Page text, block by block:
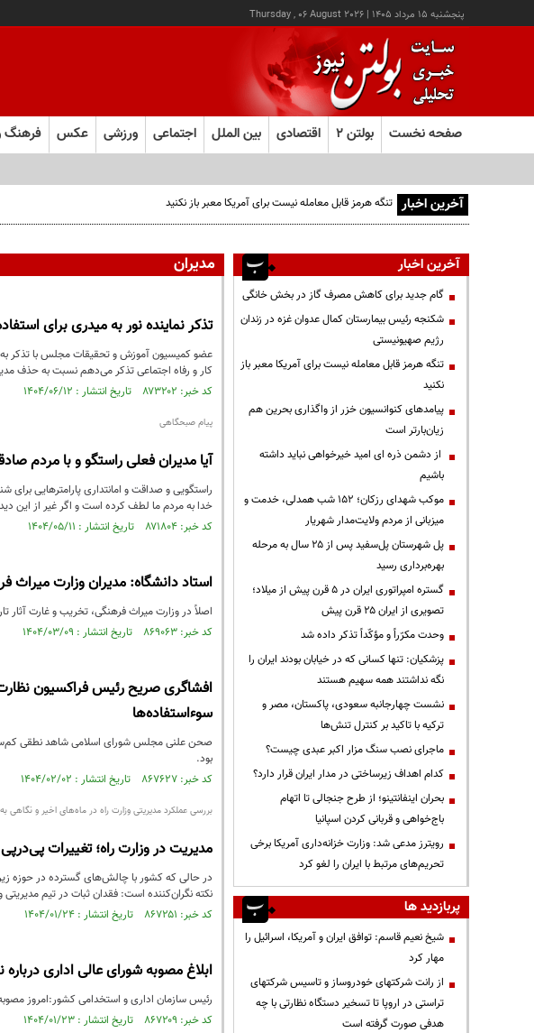
پنجشنبه ۱۵ مرداد ۱۴۰۵ |
Thursday , 06 August 2026
صفحه نخست بولتن ۲ اقتصادی بین الملل اجتماعی ورزشی عکس فرهنگ
آخرین اخبار تنگه هرمز قابل معامله نیست برای آمریکا معبر باز نکنید
مدیران
تذکر نماینده نور به میدری برای استفاده از مدیران مشکوک به 2 تابعیتی، فساد و
عضو کمیسیون آموزش و تحقیقات مجلس با تذکر به
کار و رفاه اجتماعی تذکر می‌دهم نسبت به حذف
کد خبر: ۸۷۳۲۰۲ تاریخ انتشار : ۱۴۰۴/۰۶/۱۲
پیام صبحگاهی
آیا مدیران فعلی راستگو و با مردم
راستگویی و صداقت و امانتداری پارامترهایی برای
خدا به مردم ما لطف کرده است و اگر غیر از این
کد خبر: ۸۷۱۸۰۴ تاریخ انتشار : ۱۴۰۴/۰۵/۱۱
استاد دانشگاه: مدیران وزارت میراث
اصلاً در وزارت میراث فرهنگی، تخریب و غارت
کد خبر: ۸۶۹۰۶۳ تاریخ انتشار : ۱۴۰۴/۰۳/۰۹
افشاگری صریح رئیس فراکسیون نظارت
سوءاستفاده‌ها
صحن علنی مجلس شورای اسلامی شاهد نطقی
بود.
کد خبر: ۸۶۷۶۲۷ تاریخ انتشار : ۱۴۰۴/۰۲/۰۲
بررسی عملکرد مدیریتی وزارت راه در ماه‌های اخیر و
مدیریت در وزارت راه؛ تغییرات
در حالی که کشور با چالش‌های گسترده در حوزه
نکته نگران‌کننده است: فقدان ثبات در تیم
کد خبر: ۸۶۷۲۵۱ تاریخ انتشار : ۱۴۰۴/۰۱/۲۴
ابلاغ مصوبه شورای عالی اداری
رئیس سازمان اداری و استخدامی کشور:امروز
کد خبر: ۸۶۷۲۰۹ تاریخ انتشار : ۱۴۰۴/۰۱/۲۳
آخرین اخبار
گام جدید برای کاهش مصرف گاز در بخش خانگی
شکنجه رئیس بیمارستان کمال عدوان غزه در زندان
رژیم صهیونیستی
تنگه هرمز قابل معامله نیست برای آمریکا معبر باز
نکنید
پیامدهای کنوانسیون خزر از واگذاری بحرین هم
زیان‌بارتر است
از دشمن ذره ای امید خیرخواهی نباید داشته
باشیم
موکب شهدای رزکان؛ ۱۵۲ شب همدلی، خدمت و
میزبانی از مردم ولایت‌مدار شهریار
پل شهرستان پل‌سفید پس از ۲۵ سال به مرحله
بهره‌برداری رسید
گستره امپراتوری ایران در ۵ قرن پیش از میلاد؛
تصویری از ایران ۲۵ قرن پیش
وحدت مکرّراً و مؤکّداً تذکر داده شد
پزشکیان: تنها کسانی که در خیابان بودند ایران را
نگه نداشتند همه سهیم هستند
نشست چهارجانبه سعودی، پاکستان، مصر و
ترکیه با تاکید بر کنترل تنش‌ها
ماجرای نصب سنگ مزار اکبر عبدی چیست؟
کدام اهداف زیرساختی در مدار ایران قرار دارد؟
بحران اینفانتینو؛ از طرح جنجالی تا اتهام
باج‌خواهی و قربانی کردن اسپانیا
رویترز مدعی شد: وزارت خزانه‌داری آمریکا برخی
تحریم‌های مرتبط با ایران را لغو کرد
پربازدید ها
شیخ نعیم قاسم: توافق ایران و آمریکا، اسرائیل را
مهار کرد
از رانت‌ شرکتهای خودروساز و تاسیس شرکتهای
تراستی در اروپا تا تسخیر دستگاه نظارتی با چه
هدفی صورت گرفته است